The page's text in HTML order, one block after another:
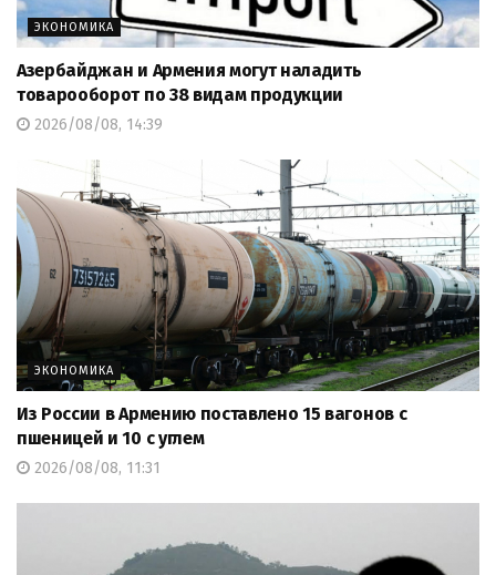
ЭКОНОМИКА
Азербайджан и Армения могут наладить
товарооборот по 38 видам продукции
2026/08/08, 14:39
ЭКОНОМИКА
Из России в Армению поставлено 15 вагонов с
пшеницей и 10 с углем
2026/08/08, 11:31